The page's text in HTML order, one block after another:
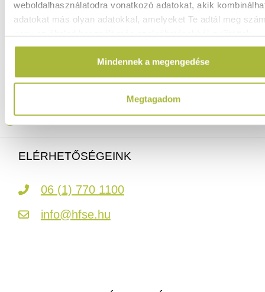
weboldalhasználatodra vonatkozó adatokat, akik
adatokat más olyan adatokkal, amelyeket Te adtál meg
Mindennek a megengedése
Megtagadom
(9.268Ft+ ÁFA)
Ingyenes szállítás 25 000 Ft felett
Szállítás akár 1 munkanapon belül
ELÉRHETŐSÉGEINK
06 (1) 770 1100
info@hfse.hu